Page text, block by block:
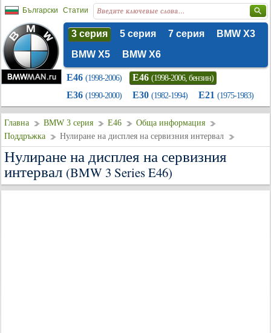
Български Статии
3 серия 5 серия 7 серия
BMW X3
BMW X5
BMW X6
E46 (1998-2006) E46 (1998-2006, бензин)
E36 (1990-2000) E30 (1982-1994) E21 (1975-1983)
Главна BMW 3 серия E46
Обща информация
Поддръжка
Нулиране на дисплея на сервизния интервал
Нулиране на дисплея на сервизния
интервал (BMW 3 Series E46)